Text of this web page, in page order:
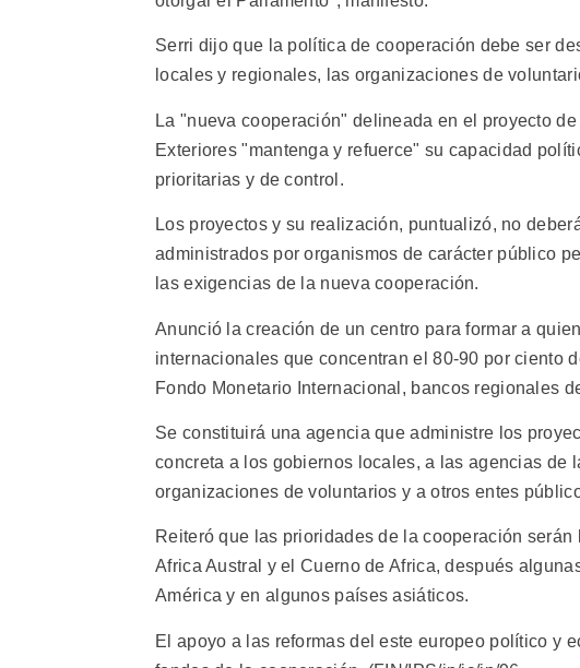
Serri dijo que la política de cooperación debe ser
locales y regionales, las organizaciones de
La "nueva cooperación" delineada en el proyecto
Exteriores "mantenga y refuerce" su capacidad
prioritarias y de control.
Los proyectos y su realización, puntualizó, no
administrados por organismos de carácter público
las exigencias de la nueva cooperación.
Anunció la creación de un centro para formar a
internacionales que concentran el 80-90 por ciento
Fondo Monetario Internacional, bancos regionales
Se constituirá una agencia que administre los
concreta a los gobiernos locales, a las agencias de
organizaciones de voluntarios y a otros entes
Reiteró que las prioridades de la cooperación
Africa Austral y el Cuerno de Africa, después
América y en algunos países asiáticos.
El apoyo a las reformas del este europeo político y